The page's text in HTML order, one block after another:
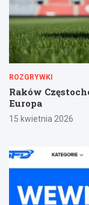
ROZGRYWKI
Raków
Europa
15 kwietnia 2026